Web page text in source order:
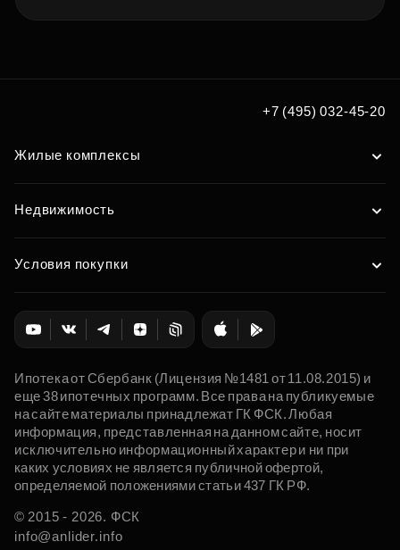
+7 (495) 032-45-20
Жилые комплексы
Недвижимость
Условия покупки
Ипотека от Сбербанк (Лицензия №1481 от 11.08.2015) и
еще 38 ипотечных программ. Все права на публикуемые
на сайте материалы принадлежат ГК ФСК. Любая
информация, представленная на данном сайте, носит
исключительно информационный характер и ни при
каких условиях не является публичной офертой,
определяемой положениями статьи 437 ГК РФ.
© 2015 - 2026. ФСК
info@anlider.info